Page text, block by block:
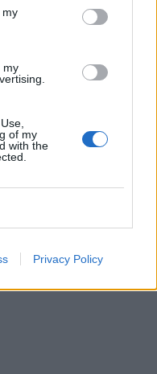
my
my
of my
with the
Privacy Policy
δημοσιογράφων ,
οι οποίες
διαδίκτυο.
στο Google News και